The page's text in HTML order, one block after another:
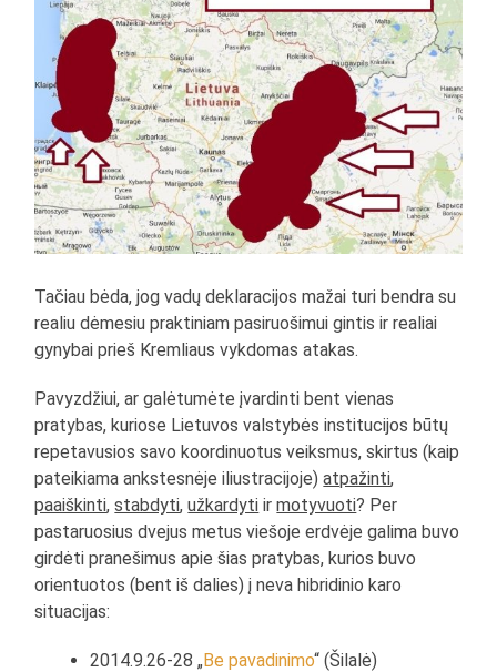
Tačiau bėda, jog vadų deklaracijos mažai turi bendra su
realiu dėmesiu praktiniam pasiruošimui gintis ir realiai
gynybai prieš Kremliaus vykdomas atakas.
Pavyzdžiui, ar galėtumėte įvardinti bent vienas
pratybas, kuriose Lietuvos valstybės institucijos būtų
repetavusios savo koordinuotus veiksmus, skirtus (kaip
pateikiama ankstesnėje iliustracijoje)atpažinti,
paaiškinti,stabdyti,užkardyti irmotyvuoti? Per
pastaruosius dvejus metus viešoje erdvėje galima buvo
girdėti pranešimus apie šias pratybas, kurios buvo
orientuotos (bent iš dalies) į neva hibridinio karo
situacijas:
2014.9.26-28 „Be pavadinimo“ (Šilalė)